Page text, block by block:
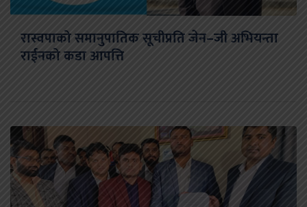
रास्वपाको समानुपातिक सूचीप्रति जेन–जी अभियन्ता
राईनको कडा आपत्ति